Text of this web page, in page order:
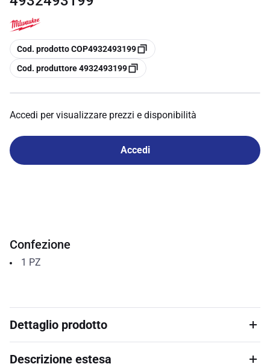
copia
Cod. prodotto COP4932493199
copia
Cod. produttore 4932493199
Accedi per visualizzare prezzi e disponibilità
Accedi
Confezione
1 PZ
Dettaglio prodotto
Descrizione estesa